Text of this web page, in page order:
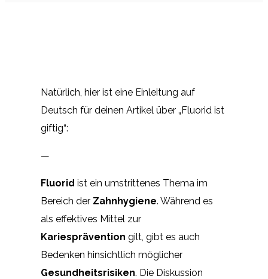
Natürlich, hier ist eine Einleitung auf
Deutsch für deinen Artikel über „Fluorid ist
giftig“:
—
Fluorid ist ein umstrittenes Thema im
Bereich der Zahnhygiene. Während es
als effektives Mittel zur
Kariesprävention gilt, gibt es auch
Bedenken hinsichtlich möglicher
Gesundheitsrisiken. Die Diskussion